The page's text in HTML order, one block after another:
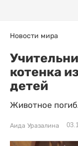
Новости мира
котенка
детей
Животное
Аида Уразалина